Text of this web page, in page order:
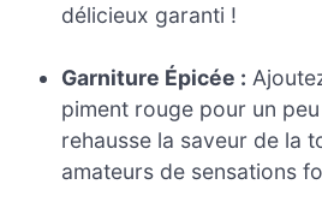
délicieux garanti !
Garniture Épicée :
piment rouge pour un
rehausse la saveur de la
amateurs de sensations